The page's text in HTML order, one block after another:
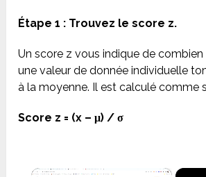
Étape 1 : Trouvez le score z.
Un score z vous indique de combien
une valeur de donnée individuelle
à la moyenne. Il est calculé comme
Score z = (x – μ) / σ
×